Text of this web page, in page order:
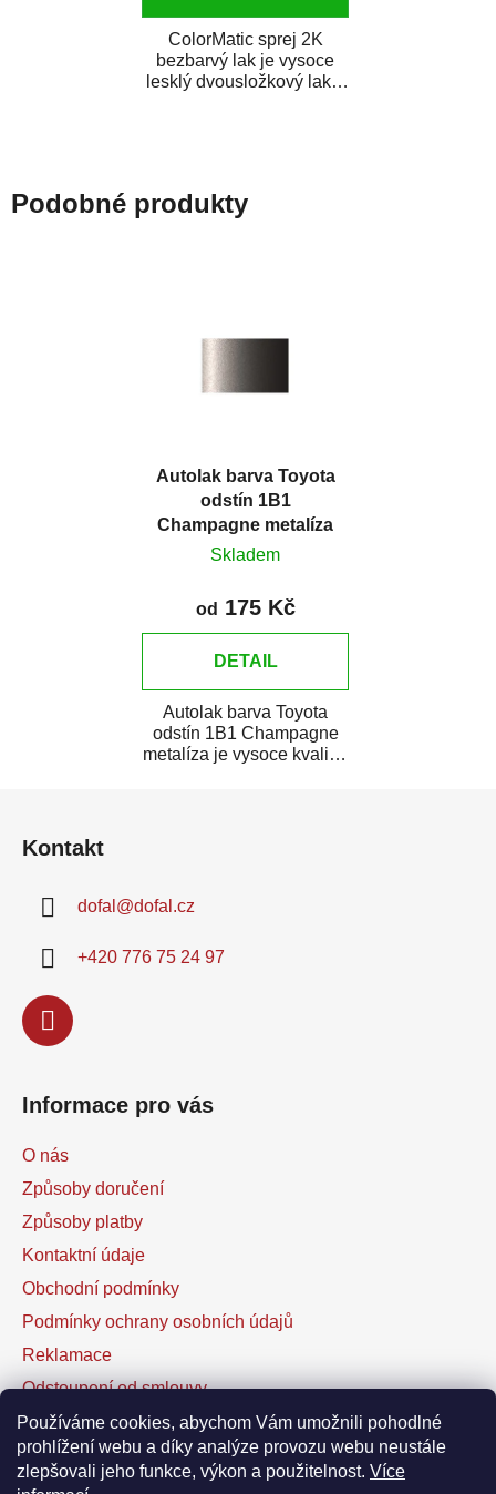
Používáme cookies, abychom Vám umožnili pohodlné
prohlížení webu a díky analýze provozu webu neustále
zlepšovali jeho funkce, výkon a použitelnost. Více
ColorMatic sprej 2K
bezbarvý lak je vysoce
lesklý dvousložkový lak s
Podobné produkty
Autolak barva Toyota
odstín 1B1
Champagne metalíza
Skladem
od 175 Kč
DETAIL
Autolak barva Toyota
odstín 1B1 Champagne
metalíza je vysoce kvalitní
Kontakt
dofal @dofal.cz
+420 776 75 24 97
Informace pro vás
O nás
Způsoby doručení
Způsoby platby
Kontaktní údaje
Obchodní podmínky
Podmínky ochrany osobních údajů
Reklamace
Odstoupení od smlouvy
Kontaktní formulář